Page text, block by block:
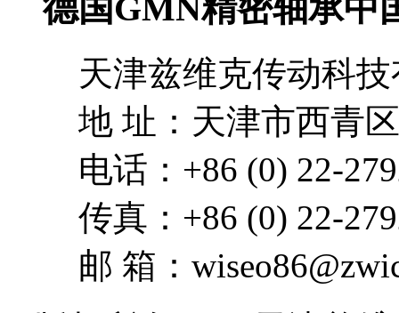
德国GMN精密轴承中
天津兹维克传动科
地 址：天津市西青
电话：+86 (0) 22-
传真：+86 (0) 22-
邮 箱：